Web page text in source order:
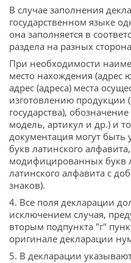
В случае заполнения
государственном языке
она заполняется в
раздела на разных
При необходимости
место нахождения (адрес
адрес (адреса) места
изготовлению продукции
государства),
модель, артикул и др.) и
документация могут быть
букв латинского
модифицированных букв
латинского алфавита с
знаков).
4. Все поля декларации
исключением случая,
вторым подпункта "г"
оригинале декларации
5. В декларации